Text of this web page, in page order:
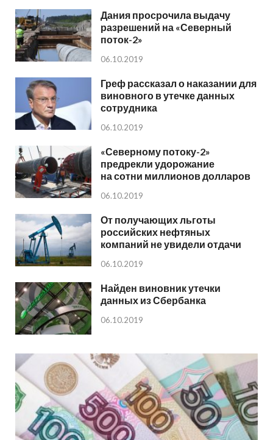
Дания просрочила выдачу
разрешений на «Северный
поток-2»
06.10.2019
Греф рассказал о наказании для
виновного в утечке данных
сотрудника
06.10.2019
«Северному потоку-2»
предрекли удорожание
на сотни миллионов долларов
06.10.2019
От получающих льготы
российских нефтяных
компаний не увидели отдачи
06.10.2019
Найден виновник утечки
данных из Сбербанка
06.10.2019